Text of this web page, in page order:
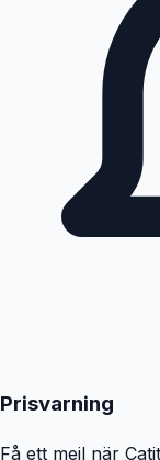
Prisvarning
Få ett mejl när